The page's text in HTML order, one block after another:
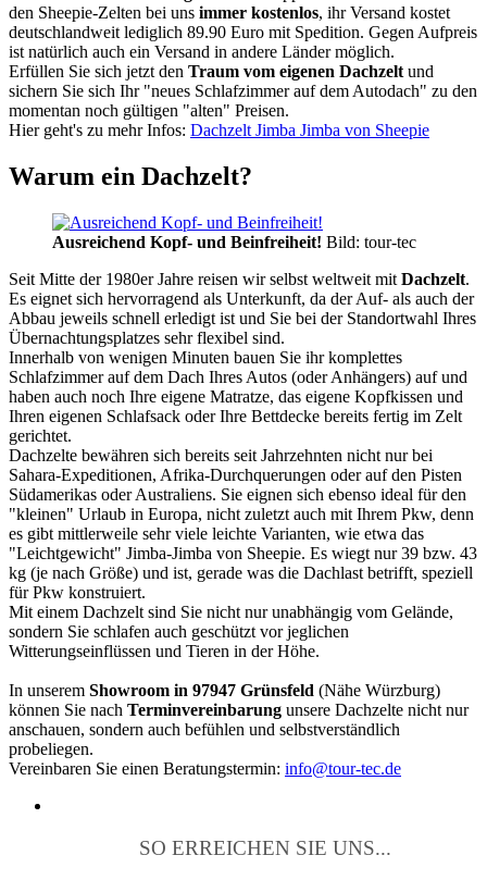
den Sheepie-Zelten bei uns immer kostenlos, ihr Versand kostet
deutschlandweit lediglich 89.90 Euro mit Spedition. Gegen Aufpreis
ist natürlich auch ein Versand in andere Länder möglich.
Erfüllen Sie sich jetzt den Traum vom eigenen Dachzelt und
sichern Sie sich Ihr "neues Schlafzimmer auf dem Autodach" zu den
momentan noch gültigen "alten" Preisen.
Hier geht's zu mehr Infos: Dachzelt Jimba Jimba von Sheepie
Warum ein Dachzelt?
Ausreichend Kopf- und Beinfreiheit! Bild: tour-tec
Seit Mitte der 1980er Jahre reisen wir selbst weltweit mit Dachzelt.
Es eignet sich hervorragend als Unterkunft, da der Auf- als auch der
Abbau jeweils schnell erledigt ist und Sie bei der Standortwahl Ihres
Übernachtungsplatzes sehr flexibel sind.
Innerhalb von wenigen Minuten bauen Sie ihr komplettes
Schlafzimmer auf dem Dach Ihres Autos (oder Anhängers) auf und
haben auch noch Ihre eigene Matratze, das eigene Kopfkissen und
Ihren eigenen Schlafsack oder Ihre Bettdecke bereits fertig im Zelt
gerichtet.
Dachzelte bewähren sich bereits seit Jahrzehnten nicht nur bei
Sahara-Expeditionen, Afrika-Durchquerungen oder auf den Pisten
Südamerikas oder Australiens. Sie eignen sich ebenso ideal für den
"kleinen" Urlaub in Europa, nicht zuletzt auch mit Ihrem Pkw, denn
es gibt mittlerweile sehr viele leichte Varianten, wie etwa das
"Leichtgewicht" Jimba-Jimba von Sheepie. Es wiegt nur 39 bzw. 43
kg (je nach Größe) und ist, gerade was die Dachlast betrifft, speziell
für Pkw konstruiert.
Mit einem Dachzelt sind Sie nicht nur unabhängig vom Gelände,
sondern Sie schlafen auch geschützt vor jeglichen
Witterungseinflüssen und Tieren in der Höhe.
In unserem Showroom in 97947 Grünsfeld (Nähe Würzburg)
können Sie nach Terminvereinbarung unsere Dachzelte nicht nur
anschauen, sondern auch befühlen und selbstverständlich
probeliegen.
Vereinbaren Sie einen Beratungstermin: info@tour-tec.de
SO ERREICHEN SIE UNS...